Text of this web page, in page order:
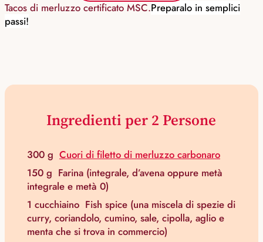
Tacos di merluzzo certificato MSC.Preparalo in semplici
passi!
Ingredienti per 2 Persone
300 g Cuori di filetto di merluzzo carbonaro
150 g Farina (integrale, d’avena oppure metà
integrale e metà 0)
1 cucchiaino Fish spice (una miscela di spezie di
curry, coriandolo, cumino, sale, cipolla, aglio e
menta che si trova in commercio)